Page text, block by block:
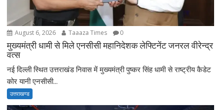
August 6, 2026 Taaaza Times 0
मुख्यमंत्री धामी से मिले एनसीसी महानिदेशक लेफ्टिनेंट जनरल वीरेन्द्र
वत्स
नई दिल्ली स्थित उत्तराखंड निवास में मुख्यमंत्री पुष्कर सिंह धामी से राष्ट्रीय कैडेट
कोर यानी एनसीसी...
उत्तराखण्ड